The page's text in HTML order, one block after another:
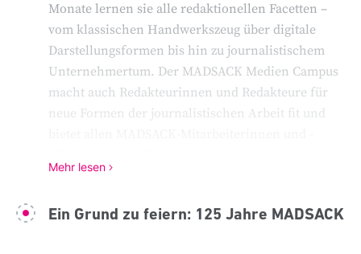
Monate lernen sie alle redaktionellen Facetten –
vom klassischen Handwerkszeug über digitale
Darstellungsformen bis hin zu journalistischem
Unternehmertum. Der MADSACK Medien Campus
macht auch Redakteurinnen und Redakteure für
neue Formen der journalistischen Arbeit fit und
Qualifizierungsmöglichkeiten. Die Plattform „Q“
Qualifizierungsportal.
Mehr lesen
Ein Grund zu feiern: 125 Jahre MADSACK